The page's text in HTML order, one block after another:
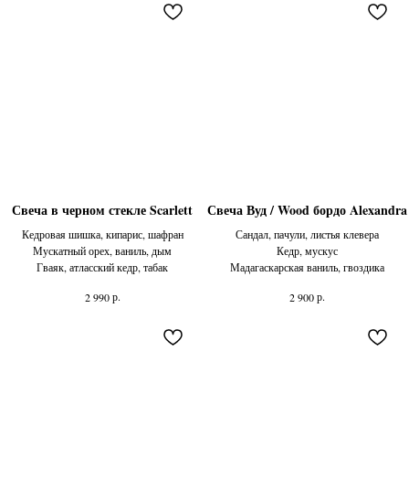
Свеча в черном стекле Scarlett
Кедровая шишка, кипарис, шафран
Мускатный орех, ваниль, дым​
Гваяк, атласский кедр, табак​
2 990 р.
Свеча Вуд / Wood бордо Alexandra
Сандал, пачули, листья клевера
Кедр, мускус
Мадагаскарская ваниль, гвоздика
2 900 р.